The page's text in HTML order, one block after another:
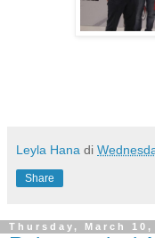
Leyla Hana di
Share
Thursday, March 10,